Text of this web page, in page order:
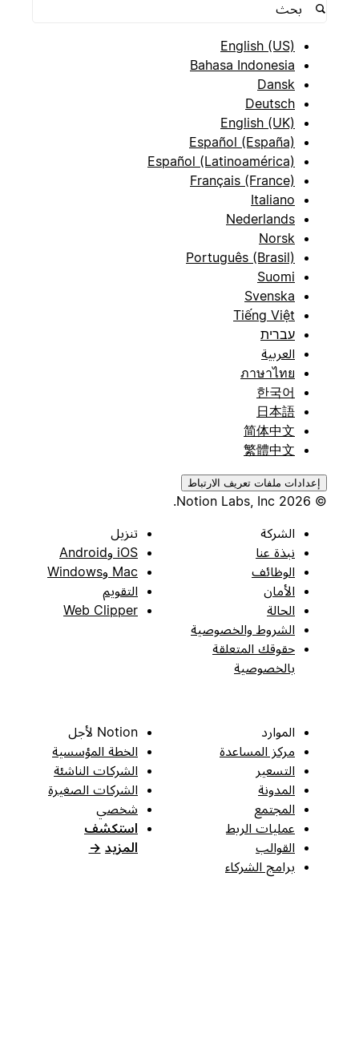
English (US)
Bahasa Indonesia
Dansk
Deutsch
English (UK)
Español (España)
Español (Latinoamérica)
Français (France)
Italiano
Nederlands
Norsk
Português (Brasil)
Suomi
Svenska
Tiếng Việt
עברית
العربية
ภาษาไทย
한국어
日本語
简体中文
繁體中文
إعدادات ملفات تعريف الارتباط
الشركة
نبذة عنا
الوظائف
الأمان
الحالة
الشروط والخصوصية
حقوقك المتعلقة
بالخصوصية
تنزيل
iOS وAndroid
Mac وWindows
التقويم
Web Clipper
الموارد
مركز المساعدة
التسعير
المدونة
المجتمع
عمليات الربط
القوالب
برامج الشركاء
Notion لأجل
الخطة المؤسسية
الشركات الناشئة
الشركات الصغيرة
شخصي
استكشف
المزيد →